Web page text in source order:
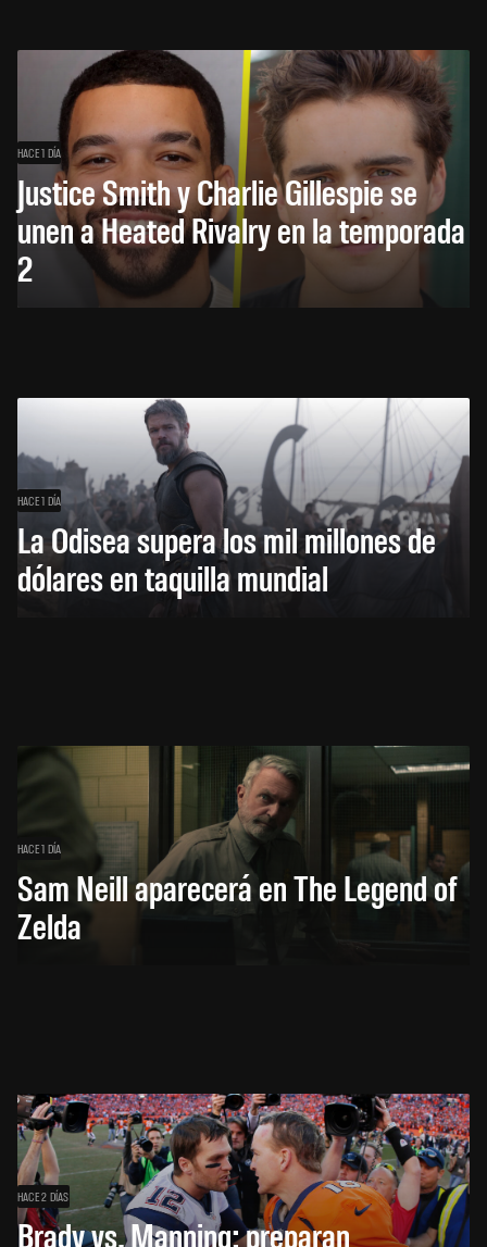
HACE 1 DÍA
Justice Smith y Charlie Gillespie se
unen a Heated Rivalry en la temporada
2
HACE 1 DÍA
La Odisea supera los mil millones de
dólares en taquilla mundial
HACE 1 DÍA
Sam Neill aparecerá en The Legend of
Zelda
HACE 2 DÍAS
Brady vs. Manning: preparan